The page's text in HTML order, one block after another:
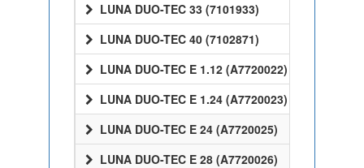
LUNA DUO-TEC 33 (7101933)
LUNA DUO-TEC 40 (7102871)
LUNA DUO-TEC E 1.12 (A7720022)
LUNA DUO-TEC E 1.24 (A7720023)
LUNA DUO-TEC E 24 (A7720025)
LUNA DUO-TEC E 28 (A7720026)